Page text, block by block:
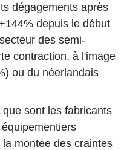
dégagements après
depuis le début
des semi-
contraction, à l'image
ou du néerlandais
sont les fabricants
montée des craintes